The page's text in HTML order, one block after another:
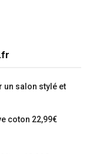
un salon stylé et
coton 22,99€